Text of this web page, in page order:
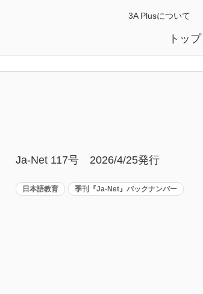
トップ
3A Plusについて
Ja-Net 117号 2026/4/25発行
日本語教育 季刊『Ja-Net』バックナンバー